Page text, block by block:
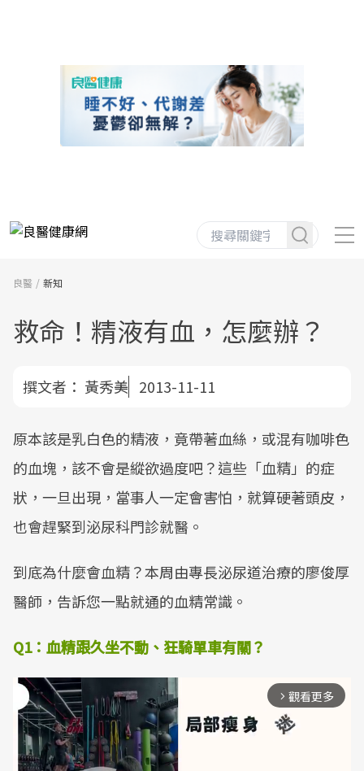
良醫 新知
救命！精液有血，怎麼辦？
撰文者： 黃秀美 2013-11-11
原本該是乳白色的精液，竟帶著血絲，或混有咖啡色
的血塊，該不會是縱欲過度吧？這些「血精」的症
狀，一旦出現，當事人一定會害怕，就算硬著頭皮，
也會趕緊到泌尿科門診就醫。
到底為什麼會血精？本周由專長泌尿道治療的廖俊厚
醫師，告訴您一點就通的血精常識。
Q1：血精跟久坐不動、狂騎單車有關？
arrow_forward_ios 觀看更多